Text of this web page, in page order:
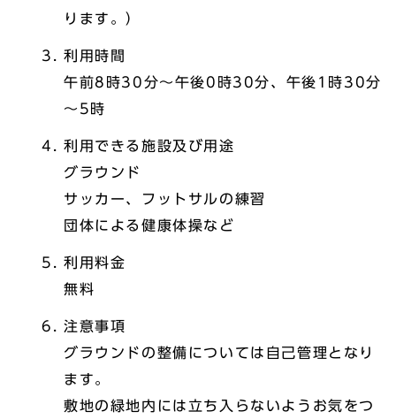
ります。）
利用時間
午前8時30分～午後0時30分、午後1時30分
～5時
利用できる施設及び用途
グラウンド
サッカー、フットサルの練習
団体による健康体操など
利用料金
無料
注意事項
グラウンドの整備については自己管理となり
ます。
敷地の緑地内には立ち入らないようお気をつ